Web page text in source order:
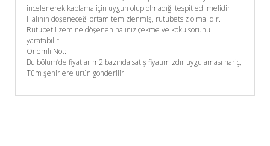
incelenerek kaplama için uygun olup olmadığı tespit edilmelidir.
Halının döşeneceği ortam temizlenmiş, rutubetsiz olmalıdır.
Rutubetli zemine döşenen halınız çekme ve koku sorunu
yaratabilir.
Önemli Not:
Bu bölüm’de fiyatlar m2 bazında satış fiyatımızdır uygulaması hariç,
Tüm şehirlere ürün gönderilir.